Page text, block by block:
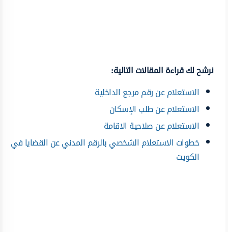
نرشح لك قراءة المقالات التالية:
الاستعلام عن رقم مرجع الداخلية
الاستعلام عن طلب الإسكان
الاستعلام عن صلاحية الاقامة
خطوات الاستعلام الشخصي بالرقم المدني عن القضايا في
الكويت